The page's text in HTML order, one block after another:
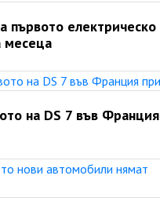
първото електрическо
месеца
на DS 7 във Франция